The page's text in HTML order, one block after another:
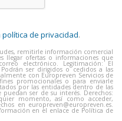
política de privacidad.
remitirle información comercial
llegar ofertas o informaciones que
electrónico. Legitimación: El
ser dirigidos o cedidos a las
con Europreven Servicios de
promocionales o para enviarle
por las entidades dentro de las
ser de su interés. Derechos:
momento, así como acceder,
en europreven@europreven.es.
en el enlace de Política de